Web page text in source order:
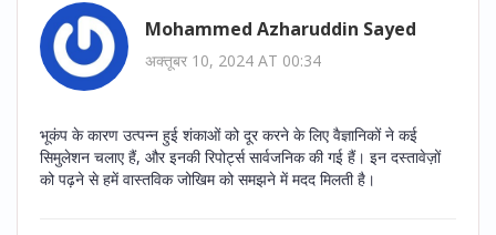
Mohammed Azharuddin Sayed
अक्तूबर 10, 2024 AT 00:34
भूकंप के कारण उत्पन्न हुई शंकाओं को दूर करने के लिए वैज्ञानिकों ने कई
सिमुलेशन चलाए हैं, और इनकी रिपोर्ट्स सार्वजनिक की गई हैं। इन दस्तावेज़ों
को पढ़ने से हमें वास्तविक जोखिम को समझने में मदद मिलती है।